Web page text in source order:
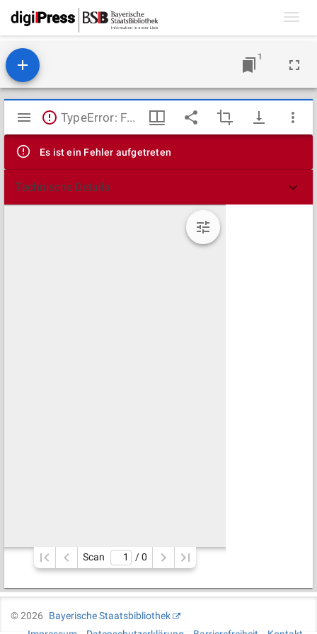
1
Mirador
Viewer
TypeError: Failed to fetch
Es ist ein Fehler aufgetreten
Technische Details
Scan / 0
©2026
Bayerische Staatsbibliothek